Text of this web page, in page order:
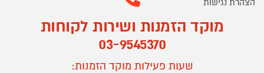
הצהרת נגישות
מוקד הזמנות ושירות לקוחות
03-9545370
שעות פעילות מוקד הזמנות: